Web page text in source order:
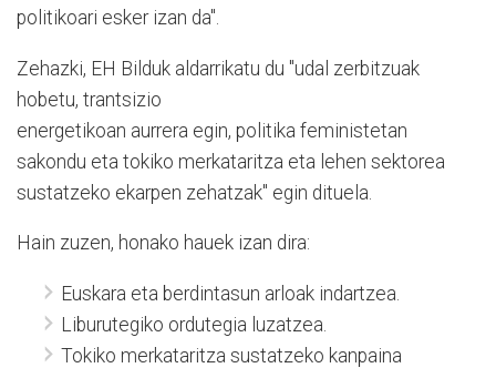
politikoari esker izan da".
Zehazki, EH Bilduk aldarrikatu du "udal zerbitzuak
hobetu, trantsizio
energetikoan aurrera egin, politika feministetan
sakondu eta tokiko merkataritza eta lehen sektorea
sustatzeko ekarpen zehatzak" egin dituela.
Hain zuzen, honako hauek izan dira:
Euskara eta berdintasun arloak indartzea.
Liburutegiko ordutegia luzatzea.
Tokiko merkataritza sustatzeko kanpaina